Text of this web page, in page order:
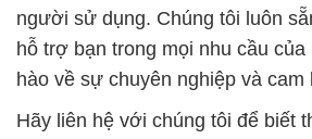
người sử dụng. Chúng tôi luôn
hỗ trợ bạn trong mọi nhu cầu
hào về sự chuyên nghiệp và cam
Hãy liên hệ với chúng tôi để biết